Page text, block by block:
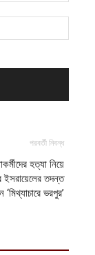
পরবর্তী নিবন্ধ
হত্যা নিয়ে
ইসরায়েলের তদন্ত
‘মিথ্যাচারে ভরপুর’